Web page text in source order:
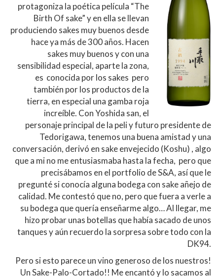
protagoniza la poética película “The
Birth Of sake” y en ella se llevan
produciendo sakes muy buenos desde
hace ya más de 300 años. Hacen
sakes muy buenos y con una
sensibilidad especial, aparte la zona,
es conocida por los sakes pero
también por los productos de la
tierra, en especial una gamba roja
increíble. Con Yoshida san, el
personaje principal de la peli y futuro presidente de
Tedorigawa, tenemos una buena amistad y una
conversación, derivó en sake envejecido (Koshu) , algo
que a mi no me entusiasmaba hasta la fecha, pero que
precisábamos en el portfolio de S&A, así que le
pregunté si conocía alguna bodega con sake añejo de
calidad. Me contestó que no, pero que fuera a verle a
su bodega que quería enseñarme algo… Al llegar, me
hizo probar unas botellas que había sacado de unos
tanques y aún recuerdo la sorpresa sobre todo con la
DK94.
Pero si esto parece un vino generoso de los nuestros!
Un Sake-Palo-Cortado!! Me encantó y lo sacamos al